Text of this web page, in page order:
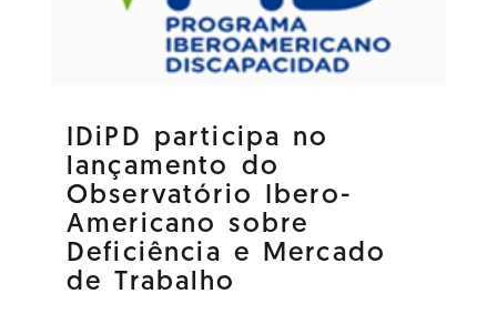
IDiPD participa no
lançamento do
Observatório Ibero-
Americano sobre
Deficiência e Mercado
de Trabalho